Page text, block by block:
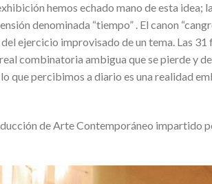
hemos echado mano de esta
denominada “tiempo” . El canon
ejercicio improvisado de un tema. Las
combinatoria ambigua que se pierde y
que percibimos a diario es una realidad
de Arte Contemporáneo impartido